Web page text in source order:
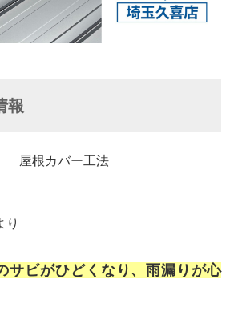
報
屋根カバー工法
り
サビがひどくなり、雨漏りが心